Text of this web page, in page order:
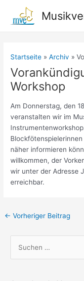
springen
Startseite Archiv
Workshop
Am Donnerstag, den
veranstalten wir im
näher informieren
willkommen, der
wir unter der Adresse
erreichbar.
Beitragsnavigation
← Vorheriger Beitrag